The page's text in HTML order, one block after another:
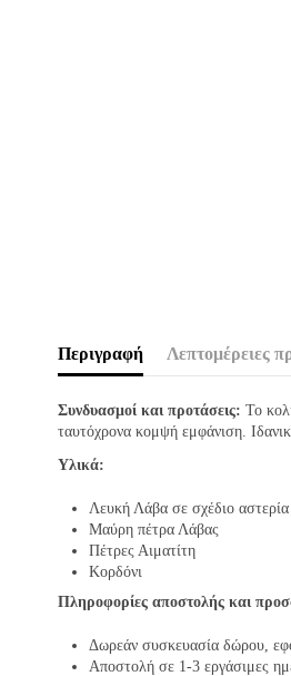
Περιγραφή Λεπτομέρειες
Συνδυασμοί και προτάσεις: Το
ταυτόχρονα κομψή εμφάνιση.
Υλικά:
Λευκή Λάβα σε σχέδιο αστερία
Μαύρη πέτρα Λάβας
Πέτρες Αιματίτη
Κορδόνι
Πληροφορίες αποστολής και
Δωρεάν συσκευασία δώρου,
Αποστολή σε 1-3 εργάσιμες